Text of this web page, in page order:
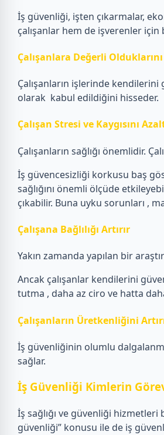
İş güvenliği, işten çıkarmalar,
çalışanlar hem de işverenler
Çalışanlara Değerli
Çalışanların işlerinde
olarak kabul edildiğini hisseder.
Çalışan Stresi ve Kaygısını
Çalışanların sağlığı önemlidir.
İş güvencesizliği korkusu baş
sağlığını önemli ölçüde
çıkabilir. Buna uyku sorunları ,
Çalışana Bağlılığı Artırır
Yakın zamanda yapılan bir
Ancak çalışanlar kendilerini
tutma , daha az ciro ve hatta
Çalışanların Üretkenliğini
İş güvenliğinin olumlu
sağlar.
İş Güvenliği Kimlerin
İş sağlığı ve güvenliği hizmetleri
güvenliği” konusu ile de iş